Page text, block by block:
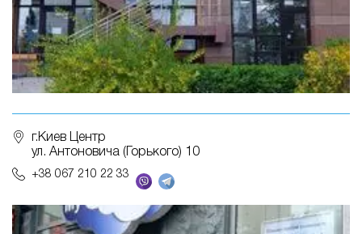
г.Киев Центр
ул. Антоновича (Горького) 10
+38 067 210 22 33